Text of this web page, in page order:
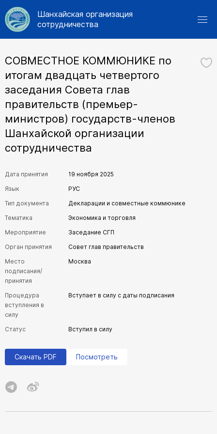
Шанхайская организация
сотрудничества
СОВМЕСТНОЕ КОММЮНИКЕ по
итогам двадцать четвертого
заседания Совета глав
правительств (премьер-
министров) государств-членов
Шанхайской организации
сотрудничества
Дата принятия
19 ноября 2025
Язык
РУС
Тип документа
Декларации и совместные коммюнике
Тематика
Экономика и торговля
Мероприятие
Заседание СГП
Орган принятия
Совет глав правительств
Место
подписания/
принятия
Москва
Процедура
вступления в
силу
Вступает в силу с даты подписания
Статус Вступил в силу
Скачать PDF Посмотреть